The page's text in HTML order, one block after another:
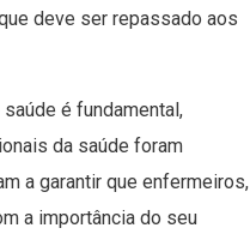
deve ser repassado aos
é fundamental,
da saúde foram
a garantir que enfermeiros,
a importância do seu